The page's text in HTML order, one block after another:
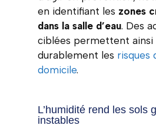
en identifiant les zones
dans la salle d’eau. Des
ciblées permettent ainsi
durablement les risques
domicile.
L’humidité rend les sols
instables